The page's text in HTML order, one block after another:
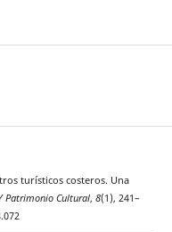
turísticos costeros. Una
Patrimonio Cultural, 8(1), 241–